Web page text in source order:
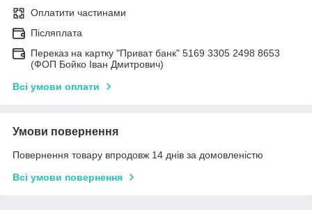
Оплатити частинами
Післяплата
Переказ на картку "Приват банк" 5169 3305 2498 8653
(ФОП Бойко Іван Дмитрович)
Всі умови оплати
Умови повернення
Повернення товару впродовж 14 днів за домовленістю
Всі умови повернення